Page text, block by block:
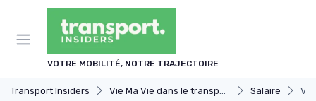
VOTRE MOBILITÉ, NOTRE TRAJECTOIRE
Transport Insiders Vie Ma Vie dans le transport Salaire V4
Panneau de gestion des cookies